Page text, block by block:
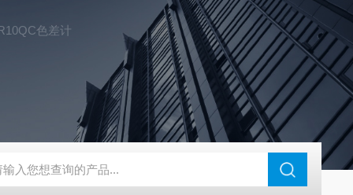
色差计
氧乙酸检测仪 CT2001A微电流扣电测试 PL-G07日本富士智